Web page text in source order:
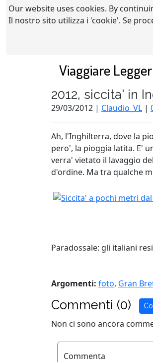
Our website uses cookies. By
Il nostro sito utilizza i 'cookie'. Se
Viaggiare
2012, siccita' in
29/03/2012 | Claudio_VL |
Ah, l'Inghilterra, dove la
pero', la pioggia latita. E'
verra' vietato il lavaggio
d'ordine. Ma tra qualche
Paradossale: gli italiani
Argomenti: foto, Gran
Commenti (0)
Non ci sono ancora
Commenta